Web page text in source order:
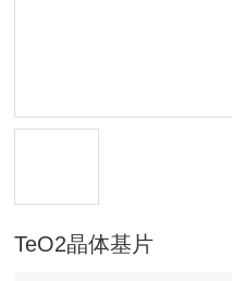
TeO2晶体基片